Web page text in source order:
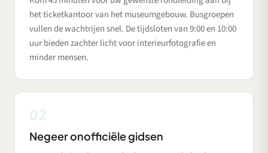
het ticketkantoor van het museumgebouw. Busgroepen
vullen de wachtrijen snel. De tijdsloten van 9:00 en 10:00
uur bieden zachter licht voor interieurfotografie en
minder mensen.
Negeer onofficiële gidsen